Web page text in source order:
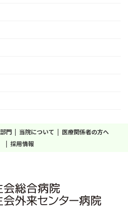
門 当院について
医療関係者の方へ
採用情報